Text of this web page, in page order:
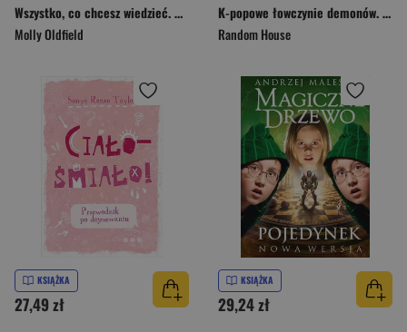
Wszystko, co chcesz wiedzieć. Dookoła świata. Genialne pytania i proste odpowiedzi na każdy dzień roku
Molly Oldfield
K-popowe łowczynie demonów. Oficjalny komiks filmowy
Random House
KSIĄŻKA
27,49 zł
KSIĄŻKA
29,24 zł